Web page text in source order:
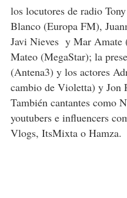
los locutores de radio
Blanco (Europa FM),
Javi Nieves y Mar Amate
Mateo (MegaStar); la
(Antena3) y los actores
cambio de Violetta) y Jon
También cantantes como
youtubers e influencers
Vlogs, ItsMixta o Hamza.